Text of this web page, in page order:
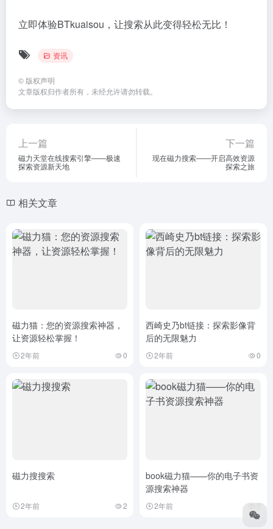
立即体验BTkuaisou，让搜索从此变得轻松无比！
资讯
© 版权声明
文章版权归作者所有，未经允许请勿转载。
上一篇
磁力天堂在线搜索引擎——极速
探索资源新天地
下一篇
现在磁力搜索——开启高效资源
探索之旅
相关文章
磁力猫：您的资源搜索神器，
让资源轻松掌握！
2年前 0
西崎史乃bt链接：探索影像背
后的无限魅力
2年前 0
磁力搜搜索
2年前 2
book磁力猫——你的电子书资
源搜索神器
2年前 2